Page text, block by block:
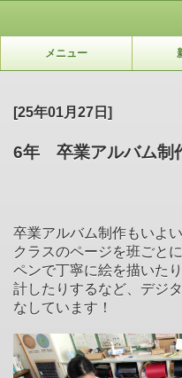
メニュー
[25年01月27日]
6年 卒業アルバム制
卒業アルバム制作もいよ
クラスのページを班ごと
ペンで丁寧に絵を描いた
計したりするなど、デジ
なしています！